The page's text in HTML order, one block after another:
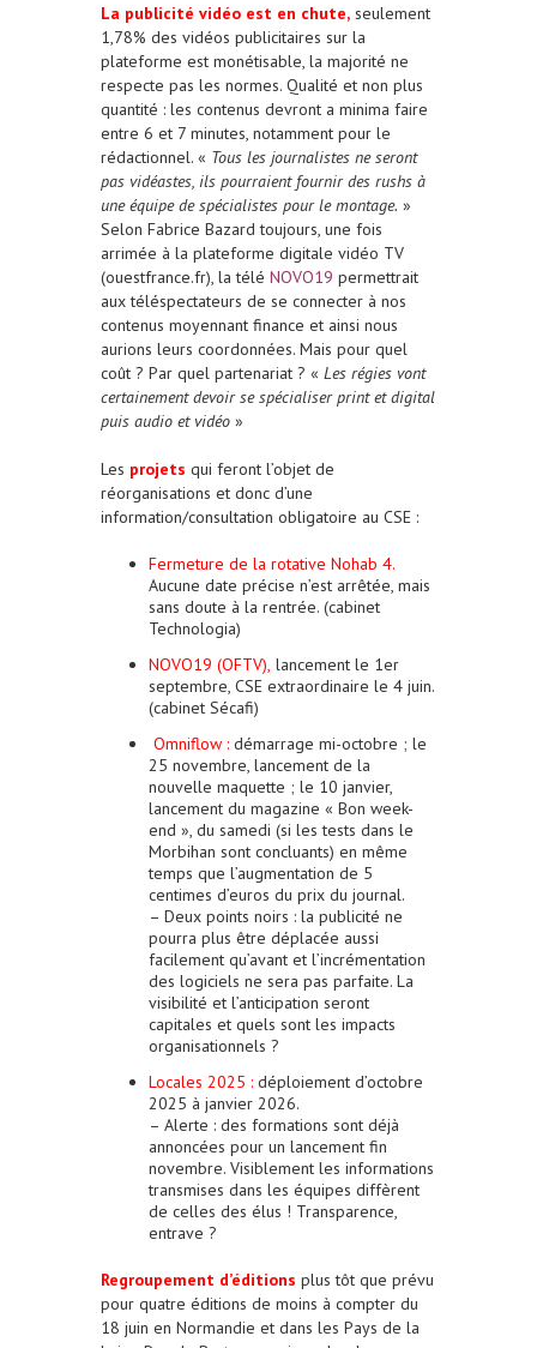
La publicité vidéo est en chute, seulement
1,78% des vidéos publicitaires sur la
plateforme est monétisable, la majorité ne
respecte pas les normes. Qualité et non plus
quantité : les contenus devront a minima faire
entre 6 et 7 minutes, notamment pour le
rédactionnel. « Tous les journalistes ne seront
pas vidéastes, ils pourraient fournir des rushs à
une équipe de spécialistes pour le montage. »
Selon Fabrice Bazard toujours, une fois
arrimée à la plateforme digitale vidéo TV
(ouestfrance.fr), la télé NOVO19 permettrait
aux téléspectateurs de se connecter à nos
contenus moyennant finance et ainsi nous
aurions leurs coordonnées. Mais pour quel
coût ? Par quel partenariat ? « Les régies vont
certainement devoir se spécialiser print et digital
puis audio et vidéo »
Les projets qui feront l’objet de
réorganisations et donc d’une
information/consultation obligatoire au CSE :
Fermeture de la rotative Nohab 4.
Aucune date précise n’est arrêtée, mais
sans doute à la rentrée. (cabinet
Technologia)
NOVO19 (OFTV), lancement le 1er
septembre, CSE extraordinaire le 4 juin.
(cabinet Sécafi)
Omniflow : démarrage mi-octobre ; le
25 novembre, lancement de la
nouvelle maquette ; le 10 janvier,
lancement du magazine « Bon week-
end », du samedi (si les tests dans le
Morbihan sont concluants) en même
temps que l’augmentation de 5
centimes d’euros du prix du journal.
– Deux points noirs : la publicité ne
pourra plus être déplacée aussi
facilement qu’avant et l’incrémentation
des logiciels ne sera pas parfaite. La
visibilité et l’anticipation seront
capitales et quels sont les impacts
organisationnels ?
Locales 2025 : déploiement d’octobre
2025 à janvier 2026.
– Alerte : des formations sont déjà
annoncées pour un lancement fin
novembre. Visiblement les informations
transmises dans les équipes diffèrent
de celles des élus ! Transparence,
entrave ?
Regroupement d’éditions plus tôt que prévu
pour quatre éditions de moins à compter du
18 juin en Normandie et dans les Pays de la